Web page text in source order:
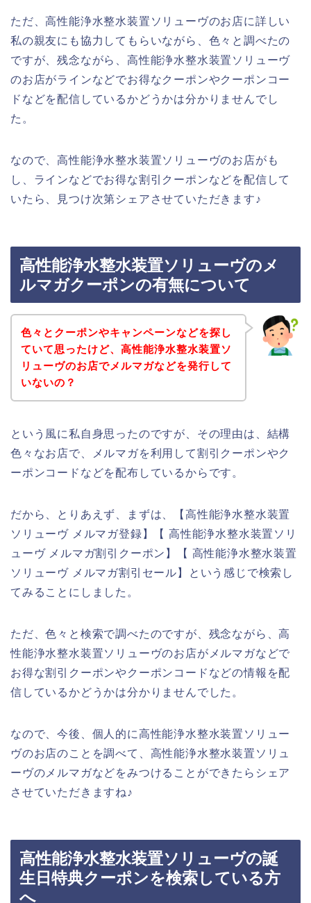
ただ、高性能浄水整水装置ソリューヴのお店に詳しい
私の親友にも協力してもらいながら、色々と調べたの
ですが、残念ながら、高性能浄水整水装置ソリューヴ
のお店がラインなどでお得なクーポンやクーポンコー
ドなどを配信しているかどうかは分かりませんでし
た。
なので、高性能浄水整水装置ソリューヴのお店がも
し、ラインなどでお得な割引クーポンなどを配信して
いたら、見つけ次第シェアさせていただきます♪
高性能浄水整水装置ソリューヴのメ
ルマガクーポンの有無について
色々とクーポンやキャンペーンなどを探し
ていて思ったけど、高性能浄水整水装置ソ
リューヴのお店でメルマガなどを発行して
いないの？
という風に私自身思ったのですが、その理由は、結構
色々なお店で、メルマガを利用して割引クーポンやク
ーポンコードなどを配布しているからです。
だから、とりあえず、まずは、【高性能浄水整水装置
ソリューヴ メルマガ登録】【 高性能浄水整水装置ソリ
ューヴ メルマガ割引クーポン】【 高性能浄水整水装置
ソリューヴ メルマガ割引セール】という感じで検索し
てみることにしました。
ただ、色々と検索で調べたのですが、残念ながら、高
性能浄水整水装置ソリューヴのお店がメルマガなどで
お得な割引クーポンやクーポンコードなどの情報を配
信しているかどうかは分かりませんでした。
なので、今後、個人的に高性能浄水整水装置ソリュー
ヴのお店のことを調べて、高性能浄水整水装置ソリュ
ーヴのメルマガなどをみつけることができたらシェア
させていただきますね♪
高性能浄水整水装置ソリューヴの誕
生日特典クーポンを検索している方
へ